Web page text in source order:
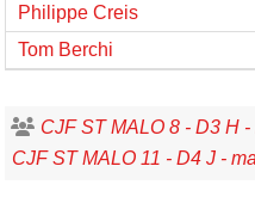
Philippe Creis
Tom Berchi
CJF ST MALO 8 - D3 H
CJF ST MALO 11 - D4 J -